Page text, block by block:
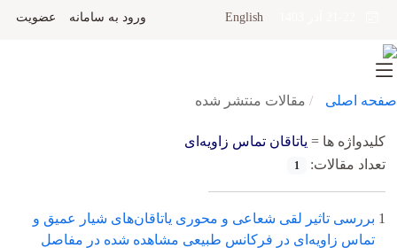
English ورود به سامانه عضویت
صفحه اصلی مقالات منتشر شده
کلیدواژه ها = یاتاقان تماس زاویه‌ای
تعداد مقالات:
1
1 بررسی تاثیر لقی شعاعی و محوری یاتاقان‌های شیار عمیق و
تماس زاویه‌ای در فرکانس طبیعی مشاهده شده در مفاصل